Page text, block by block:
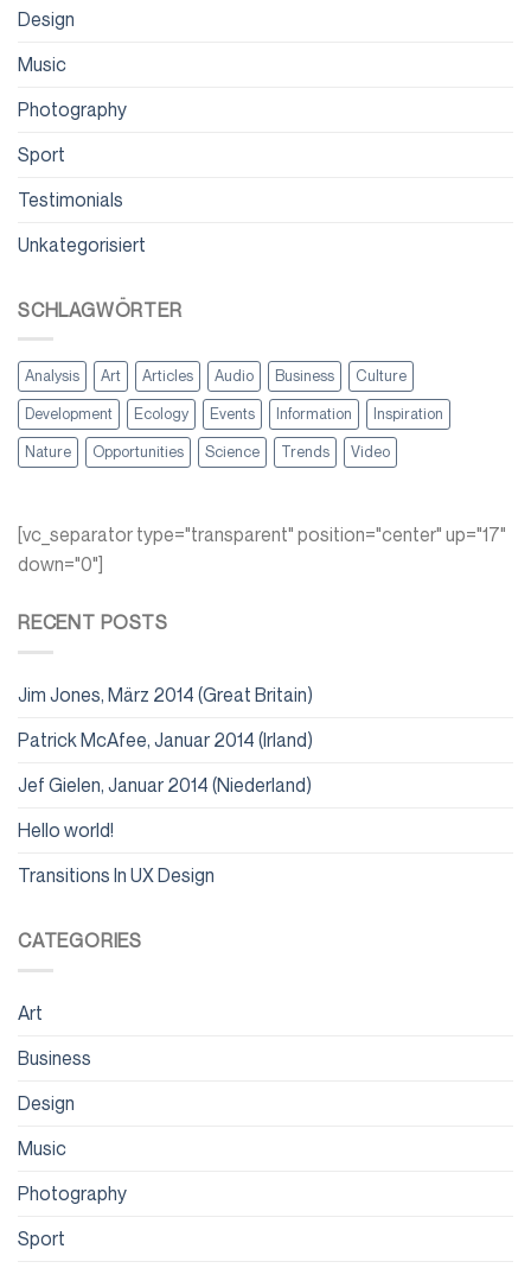
Design
Music
Photography
Sport
Testimonials
Unkategorisiert
SCHLAGWÖRTER
Analysis Art Articles Audio Business Culture
Development Ecology Events Information Inspiration
Nature Opportunities Science Trends Video
[vc_separator type="transparent" position="center" up="17"
down="0"]
RECENT POSTS
Jim Jones, März 2014 (Great Britain)
Patrick McAfee, Januar 2014 (Irland)
Jef Gielen, Januar 2014 (Niederland)
Hello world!
Transitions In UX Design
CATEGORIES
Art
Business
Design
Music
Photography
Sport